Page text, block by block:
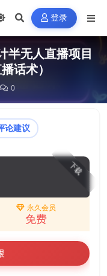
登录
半无人直播项目
话术）
0
论建议
下载
永久会员
免费